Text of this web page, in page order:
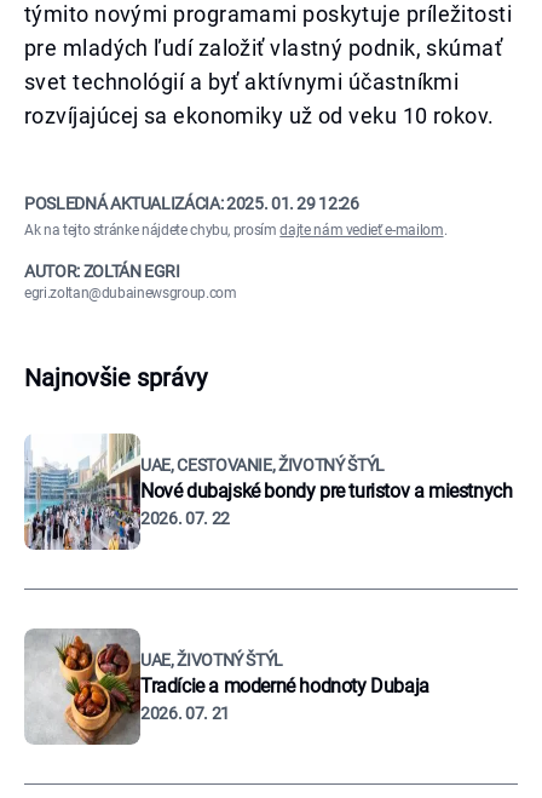
týmito novými programami poskytuje príležitosti
pre mladých ľudí založiť vlastný podnik, skúmať
svet technológií a byť aktívnymi účastníkmi
rozvíjajúcej sa ekonomiky už od veku 10 rokov.
POSLEDNÁ AKTUALIZÁCIA:2025. 01. 29 12:26
Ak na tejto stránke nájdete chybu, prosímdajte nám vedieť e-mailom.
AUTOR: ZOLTÁN EGRI
egri.zoltan@dubainewsgroup.com
Najnovšie správy
UAE, CESTOVANIE, ŽIVOTNÝ ŠTÝL
Nové dubajské bondy pre turistov a miestnych
2026. 07. 22
UAE, ŽIVOTNÝ ŠTÝL
Tradície a moderné hodnoty Dubaja
2026. 07. 21